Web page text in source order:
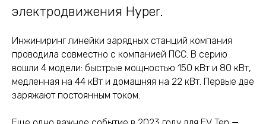
электродвижения Hyper.
Инжиниринг линейки зарядных станций компания
проводила совместно с компанией ПСС. В серию
вошли 4 модели: быстрые мощностью 150 кВт и 80 кВт,
медленная на 44 кВт и домашняя на 22 кВт. Первые две
заряжают постоянным током.